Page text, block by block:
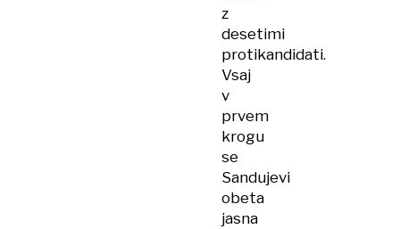
z
desetimi
protikandidati.
Vsaj
v
prvem
krogu
se
Sandujevi
obeta
jasna